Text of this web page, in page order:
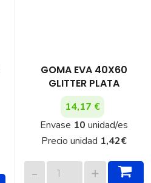
GOMA EVA 40X60
GLITTER PLATA
14,17 €
Envase 10 unidad/es
Precio unidad 1,42€